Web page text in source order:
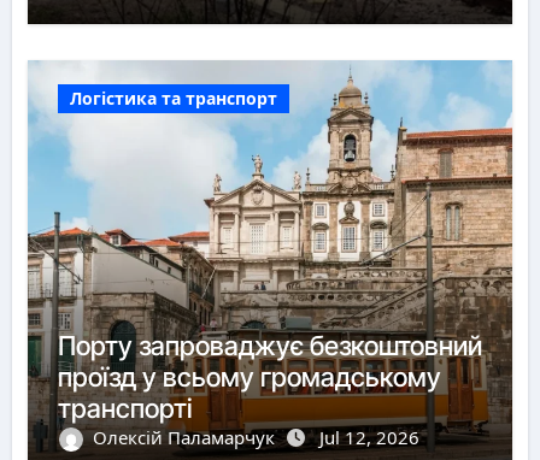
Логістика та транспорт
Порту запроваджує безкоштовний
проїзд у всьому громадському
транспорті
Олексій Паламарчук Jul 12, 2026